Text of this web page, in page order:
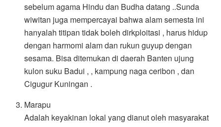
sebelum agama Hindu dan Budha datang ..Sunda
wiwitan juga mempercayai bahwa alam semesta ini
hanyalah titipan tidak boleh dirkploitasi , harus hidup
dengan harmomi alam dan rukun guyup dengan
sesama. Bisa ditemukan di daerah Banten ujung
kulon suku Badui , , kampung naga ceribon , dan
Cigugur Kuningan .
Marapu
Adalah keyakinan lokal yang dianut oleh masyarakat